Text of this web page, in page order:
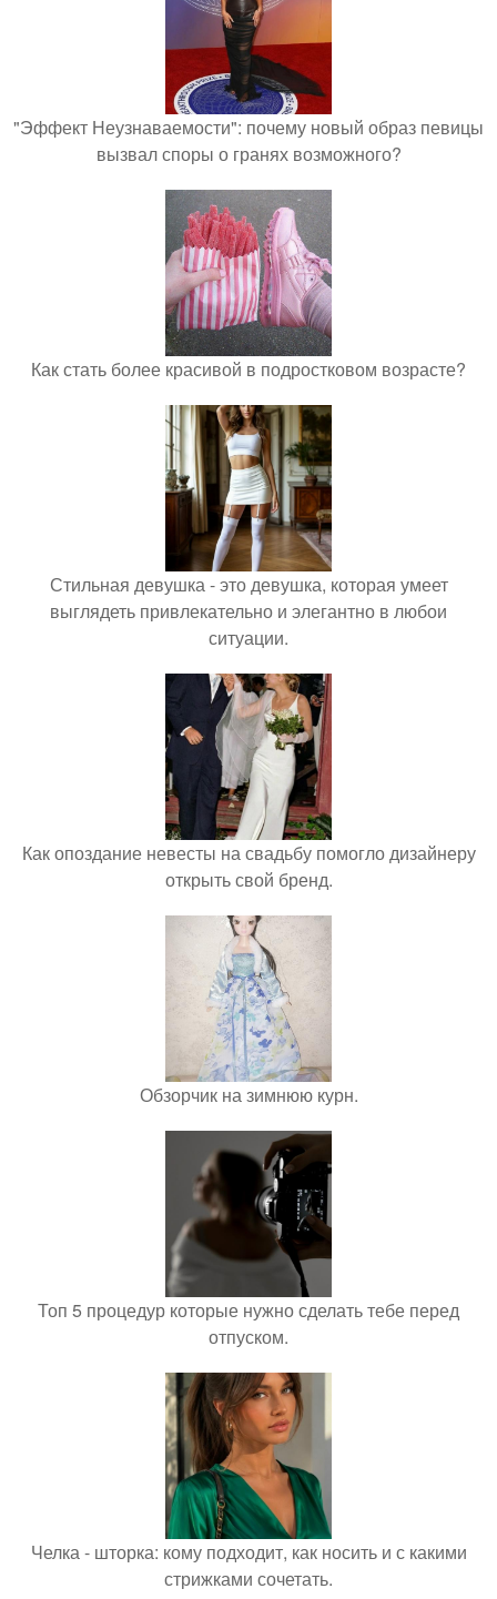
"Эффект Неузнаваемости": почему новый образ певицы
вызвал споры о гранях возможного?
Как стать более красивой в подростковом возрасте?
Стильная девушка - это девушка, которая умеет
выглядеть привлекательно и элегантно в любои
ситуации.
Как опоздание невесты на свадьбу помогло дизайнеру
открыть свой бренд.
Обзорчик на зимнюю курн.
Топ 5 процедур которые нужно сделать тебе перед
отпуском.
Челка - шторка: кому подходит, как носить и с какими
стрижками сочетать.